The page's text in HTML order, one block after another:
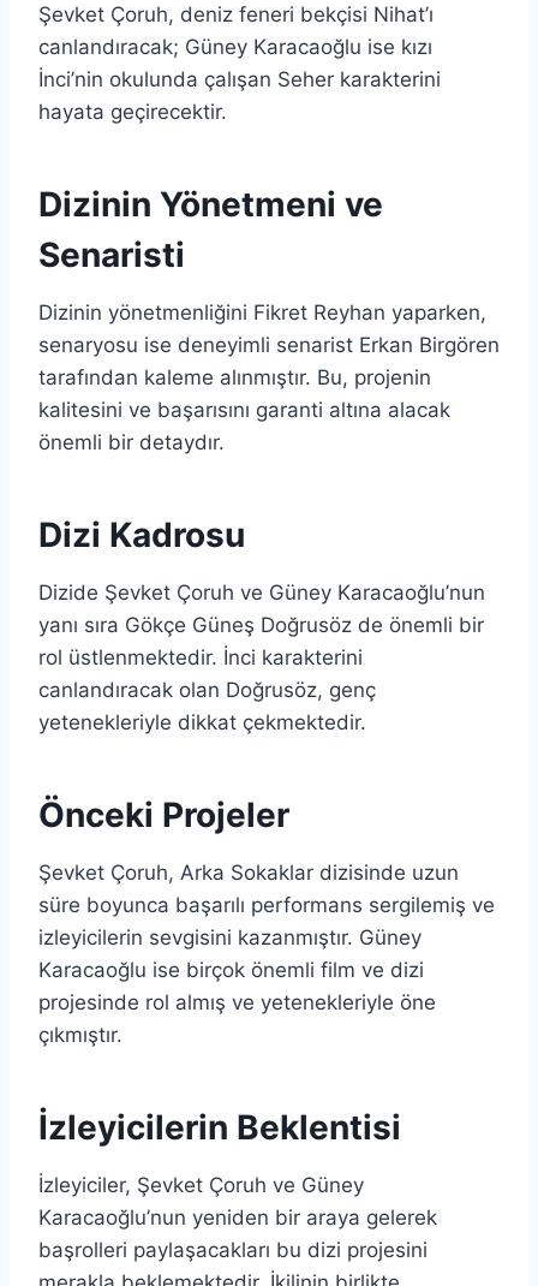
Şevket Çoruh, deniz feneri bekçisi Nihat’ı
canlandıracak; Güney Karacaoğlu ise kızı
İnci’nin okulunda çalışan Seher karakterini
hayata geçirecektir.
Dizinin Yönetmeni ve
Senaristi
Dizinin yönetmenliğini Fikret Reyhan yaparken,
senaryosu ise deneyimli senarist Erkan Birgören
tarafından kaleme alınmıştır. Bu, projenin
kalitesini ve başarısını garanti altına alacak
önemli bir detaydır.
Dizi Kadrosu
Dizide Şevket Çoruh ve Güney Karacaoğlu’nun
yanı sıra Gökçe Güneş Doğrusöz de önemli bir
rol üstlenmektedir. İnci karakterini
canlandıracak olan Doğrusöz, genç
yetenekleriyle dikkat çekmektedir.
Önceki Projeler
Şevket Çoruh, Arka Sokaklar dizisinde uzun
süre boyunca başarılı performans sergilemiş ve
izleyicilerin sevgisini kazanmıştır. Güney
Karacaoğlu ise birçok önemli film ve dizi
projesinde rol almış ve yetenekleriyle öne
çıkmıştır.
İzleyicilerin Beklentisi
İzleyiciler, Şevket Çoruh ve Güney
Karacaoğlu’nun yeniden bir araya gelerek
başrolleri paylaşacakları bu dizi projesini